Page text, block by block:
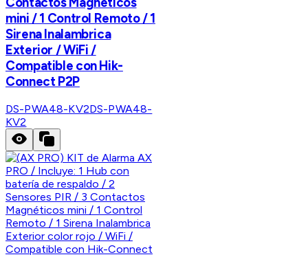
mini / 1 Control Remoto / 1
Sirena Inalambrica
Exterior / WiFi /
Compatible con Hik-
Connect P2P
DS-PWA48-KV2DS-PWA48-
KV2